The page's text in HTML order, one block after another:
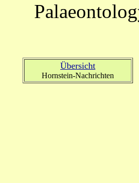
Übersicht
Hornstein-Nachrichten